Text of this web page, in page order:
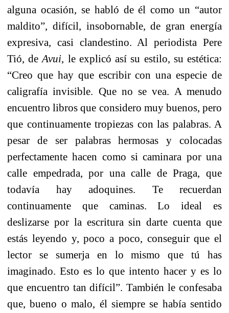
alguna ocasión, se habló de él como un “autor
maldito”, difícil, insobornable, de gran energía
expresiva, casi clandestino. Al periodista Pere
Tió, deAvui, le explicó así su estilo, su estética:
“Creo que hay que escribir con una especie de
caligrafía invisible. Que no se vea. A menudo
encuentro libros que considero muy buenos, pero
que continuamente tropiezas con las palabras. A
pesar de ser palabras hermosas y colocadas
perfectamente hacen como si caminara por una
calle empedrada, por una calle de Praga, que
todavía hay adoquines. Te recuerdan
continuamente que caminas. Lo ideal es
deslizarse por la escritura sin darte cuenta que
estás leyendo y, poco a poco, conseguir que el
lector se sumerja en lo mismo que tú has
imaginado. Esto es lo que intento hacer y es lo
que encuentro tan difícil”. También le confesaba
que, bueno o malo, él siempre se había sentido